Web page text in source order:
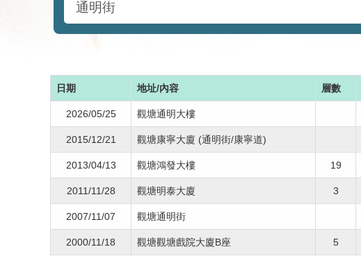
日期 地址/內容 層數
2026/05/25 觀塘通明大樓
2015/12/21 觀塘康寧大廈 (通明街/康寧道)
2013/04/13 觀塘鴻發大樓 19
2011/11/28 觀塘明泰大廈 3
2007/11/07 觀塘通明街
2000/11/18 觀塘觀塘戲院大廈B座 5